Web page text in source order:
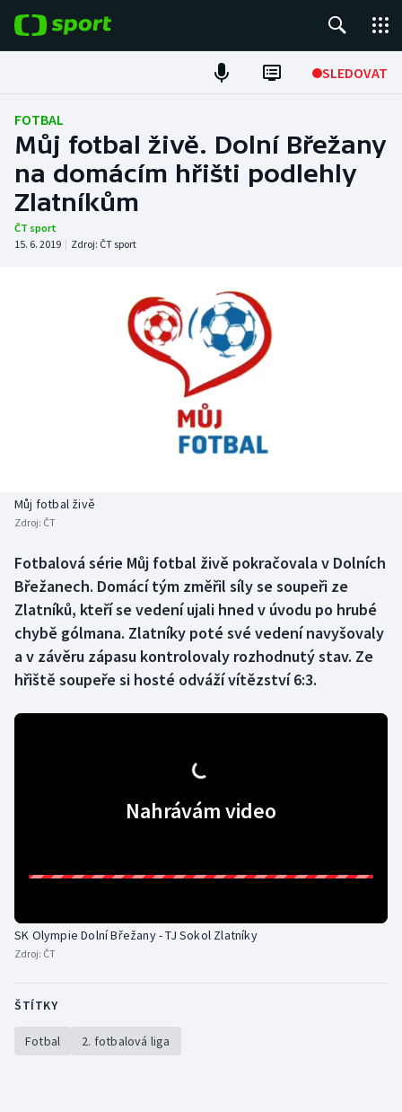
SLEDOVAT
Fotbal
Hokej
Tenis
Atletika
Biatlon
Box
Curling
Dostihy
Florbal
Jezdectví
Aplikace ČT sport
FOTBAL
Můj fotbal živě. Dolní Břežany
na domácím hřišti podlehly
Zlatníkům
ČT sport
15. 6. 2019 | Zdroj: ČT sport
Můj fotbal živě
Zdroj: ČT
Fotbalová série Můj fotbal živě pokračovala v Dolních
Břežanech. Domácí tým změřil síly se soupeři ze
Zlatníků, kteří se vedení ujali hned v úvodu po hrubé
chybě gólmana. Zlatníky poté své vedení navyšovaly
a v závěru zápasu kontrolovaly rozhodnutý stav. Ze
hřiště soupeře si hosté odváží vítězství 6:3.
Nahrávám video
SK Olympie Dolní Břežany - TJ Sokol Zlatníky
Zdroj: ČT
ŠTÍTKY
Fotbal 2. fotbalová liga